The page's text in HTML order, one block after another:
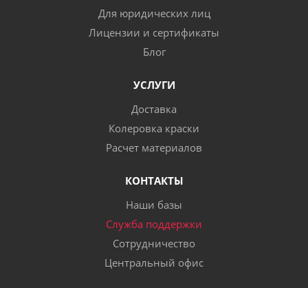
Для юридических лиц
Лицензии и сертификаты
Блог
УСЛУГИ
Доставка
Колеровка краски
Расчет материалов
КОНТАКТЫ
Наши базы
Служба поддержки
Сотрудничество
Центральный офис